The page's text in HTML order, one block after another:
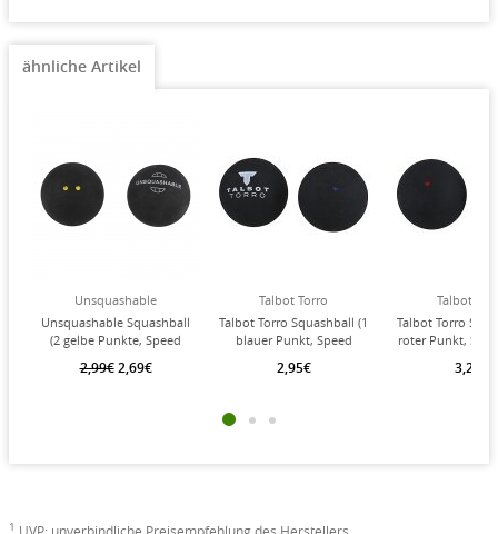
ähnliche Artikel
Unsquashable
Unsquashable Squashball
(2 gelbe Punkte, Speed
Ball
2,99€ 2,69€
Talbot Torro
Talbot Torro Squashball (1
blauer Punkt, Speed
2,95€
Talbot
Talbot Torro
roter Punkt,
3,25€
1